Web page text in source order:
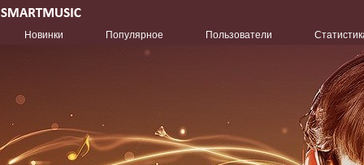
Новинки Популярное Пользователи